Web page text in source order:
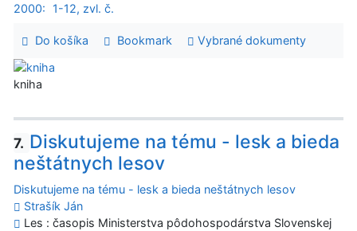
2000:
1-12, zvl. č.
Do košíka Bookmark Vybrané dokumenty
kniha
7. Diskutujeme na tému - lesk a bieda
neštátnych lesov
Diskutujeme na tému - lesk a bieda neštátnych lesov
Strašík Ján
Les : časopis Ministerstva pôdohospodárstva Slovenskej